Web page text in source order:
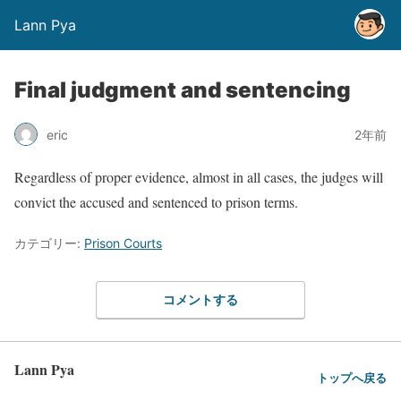
Lann Pya
Final judgment and sentencing
eric 2年前
Regardless of proper evidence, almost in all cases, the judges will
convict the accused and sentenced to prison terms.
カテゴリー: Prison Courts
コメントする
Lann Pya トップへ戻る